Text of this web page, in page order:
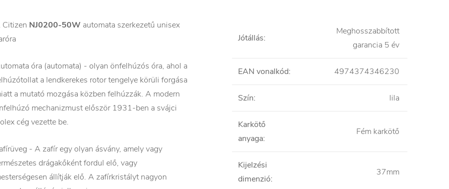
Citizen NJ0200-50W automata szerkezetű unisex
óra (automata) - olyan önfelhúzós óra, ahol a
a lendkerekes rotor tengelye körüli forgása
a mutató mozgása közben felhúzzák. A modern
mechanizmust először 1931-ben a svájci
cég vezette be.
- A zafír egy olyan ásvány, amely vagy
drágakőként fordul elő, vagy
állítják elő. A zafírkristályt nagyon
Jótállás:
Meghosszabbított
garancia 5 év
EAN vonalkód: 4974374346230
Szín: lila
Karkötő
anyaga:
Fém karkötő
Kijelzési
dimenzió:
37mm